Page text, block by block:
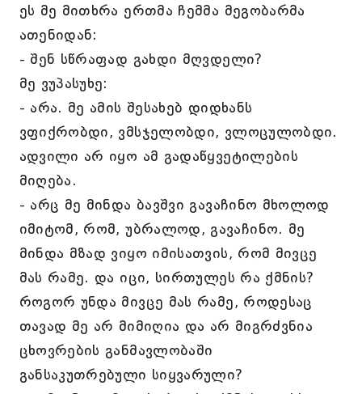
ეს მე მითხრა ერთმა ჩემმა მეგობარმა
ათენიდან:
- შენ სწრაფად გახდი მღვდელი?
მე ვუპასუხე:
- არა. მე ამის შესახებ დიდხანს
ვფიქრობდი, ვმსჯელობდი, ვლოცულობდი.
ადვილი არ იყო ამ გადაწყვეტილების
მიღება.
- არც მე მინდა ბავშვი გავაჩინო მხოლოდ
იმიტომ, რომ, უბრალოდ, გავაჩინო. მე
მინდა მზად ვიყო იმისათვის, რომ მივცე
მას რამე. და იცი, სირთულეს რა ქმნის?
როგორ უნდა მივცე მას რამე, როდესაც
თავად მე არ მიმიღია და არ მიგრძვნია
ცხოვრების განმავლობაში
განსაკუთრებული სიყვარული?